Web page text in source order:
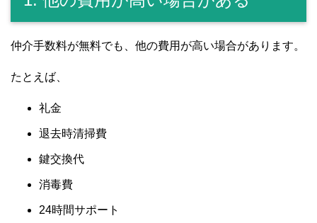
仲介手数料が無料でも、他の費用が高い場合があります。
たとえば、
礼金
退去時清掃費
鍵交換代
消毒費
24時間サポート